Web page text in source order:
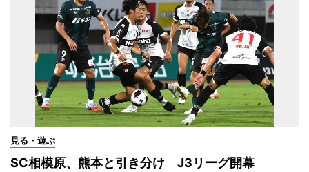
見る・遊ぶ
SC相模原、熊本と引き分け J3リーグ開幕